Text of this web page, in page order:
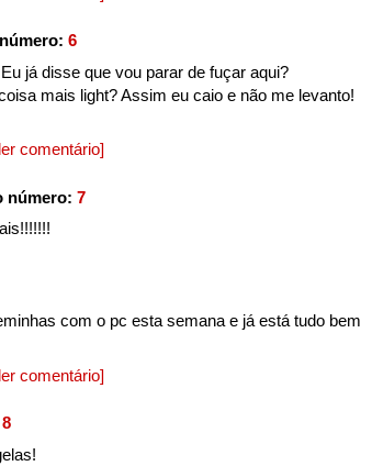
6
já disse que vou parar de fuçar aqui?
mais light? Assim eu caio e não me levanto!
comentário]
número: 7
com o pc esta semana e já está tudo bem
comentário]
8